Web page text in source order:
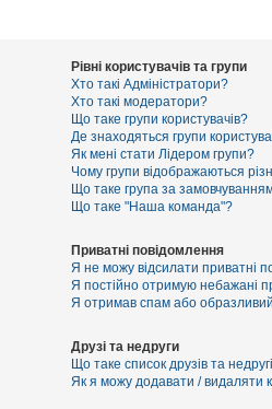
Рівні користувачів та групи
Хто такі Адміністратори?
Хто такі модератори?
Що таке групи користувачів?
Де знаходяться групи
Як мені стати Лідером групи?
Чому групи відображаються
Що таке група за
Що таке "Наша команда"?
Приватні повідомлення
Я не можу відсилати приватні
Я постійно отримую небажані
Я отримав спам або образливий
Друзі та недруги
Що таке список друзів та
Як я можу додавати / видаляти